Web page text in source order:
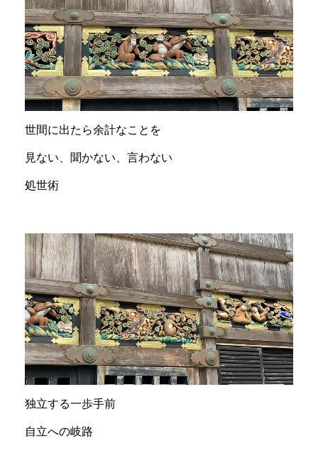
世間に出たら余計なことを
見ない、聞かない、言わない
処世術
独立する一歩手前
自立への岐路